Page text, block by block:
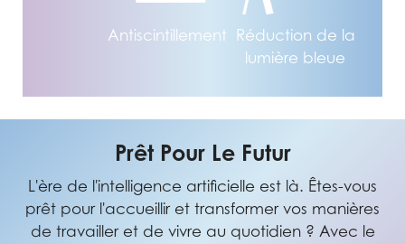
Antiscintillement
Réduction de la
lumière bleue
Prêt Pour Le Futur
L'ère de l'intelligence artificielle est là. Êtes-vous
prêt pour l'accueillir et transformer vos manières
de travailler et de vivre au quotidien ? Avec le